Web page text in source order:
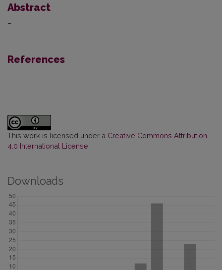
Abstract
–
References
This work is licensed under a Creative Commons Attribution
4.0 International License.
Downloads